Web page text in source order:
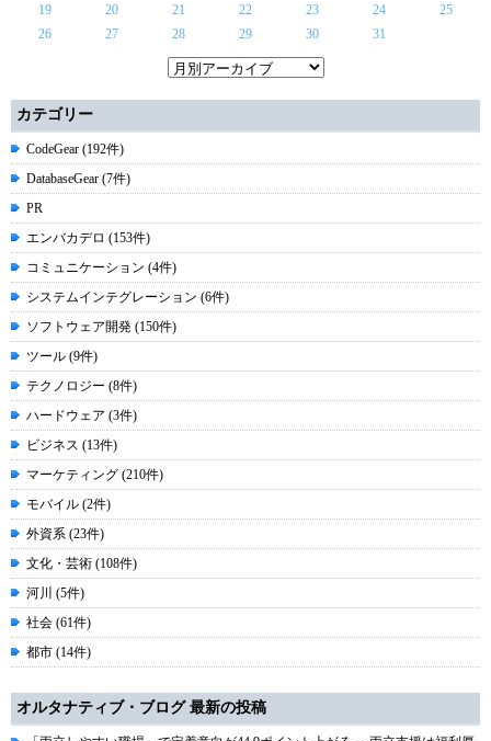
19
20 21 22 23 24
25
26
27 28 29 30 31
カテゴリー
CodeGear (192件)
DatabaseGear (7件)
PR
エンバカデロ (153件)
コミュニケーション (4件)
システムインテグレーション (6件)
ソフトウェア開発 (150件)
ツール (9件)
テクノロジー (8件)
ハードウェア (3件)
ビジネス (13件)
マーケティング (210件)
モバイル (2件)
外資系 (23件)
文化・芸術 (108件)
河川 (5件)
社会 (61件)
都市 (14件)
オルタナティブ・ブログ 最新の投稿